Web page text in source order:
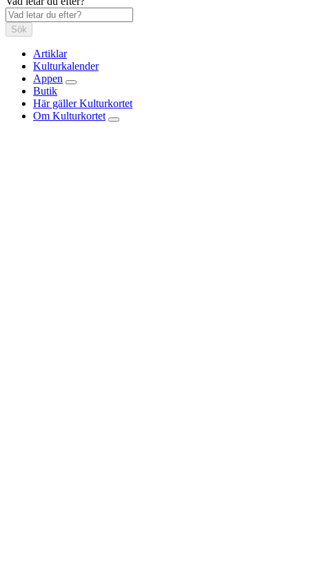
Sök
Artiklar
Kulturkalender
Appen
Butik
Här gäller Kulturkortet
Om Kulturkortet